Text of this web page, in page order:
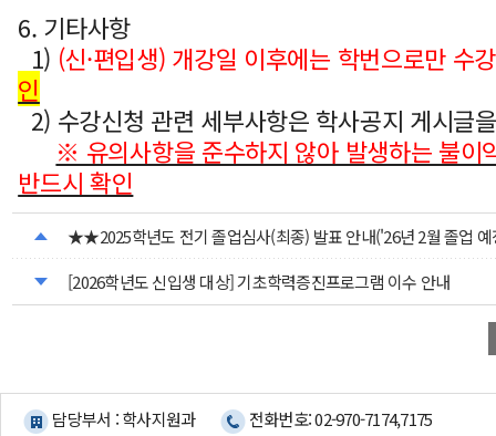
6. 기타사항
1) (신·편입생) 개강일 이후에는 학번으로만 수
인
2) 수강신청 관련 세부사항은 학사공지 게시글
※ 유의사항을 준수하지 않아 발생하는 불이
반드시 확인
★★2025학년도 전기 졸업심사(최종) 발표 안내('26년 2월 졸업
[2026학년도 신입생 대상] 기초학력증진프로그램 이수 안내
담당부서 : 학사지원과 전화번호: 02-970-7174,7175